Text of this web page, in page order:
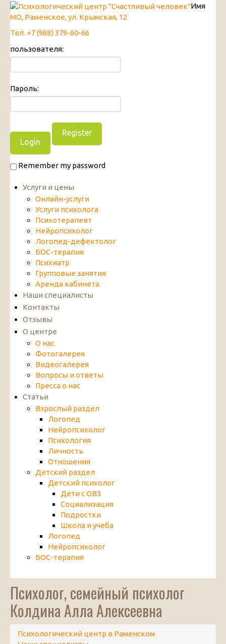
МО, Раменское, ул. Крымская, 12
Тел. +7 (968) 379-60-66
Имя
пользователя:
Пароль:
Register
Remember my password
Услуги и цены
Онлайн-услуги
Услуги психолога
Психотерапевт
Нейропсихолог
Логопед-дефектолог
БОС-терапия
Психиатр
Групповые занятия
Аренда кабинета
Наши специалисты
Контакты
Отзывы
О центре
О нас
Фотогалерея
Видеогалерея
Вопросы и ответы
Пресса о нас
Статьи
Взрослый раздел
Логопед
Нейропсихолог
Психология
Личность
Отношения
Детский раздел
Детский психолог
Дети с ОВЗ
Социализация
Подростки
Школа и учеба
Логопед
Нейропсихолог
БОС-терапия
Психолог, семейный психолог
Колдина Алла Алексеевна
Психологический центр в Раменском